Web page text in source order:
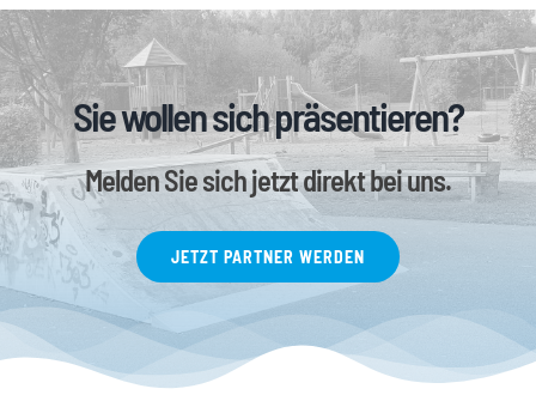
Sie wollen sich präsentieren?
Melden Sie sich jetzt direkt bei uns.
JETZT PARTNER WERDEN